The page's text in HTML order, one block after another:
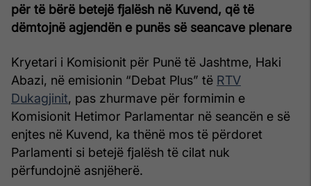
për të bërë betejë fjalësh në Kuvend, që të
dëmtojnë agjendën e punës së seancave plenare
Kryetari i Komisionit për Punë të Jashtme, Haki
Abazi, në emisionin “Debat Plus” të RTV
Dukagjinit, pas zhurmave për formimin e
Komisionit Hetimor Parlamentar në seancën e së
enjtes në Kuvend, ka thënë mos të përdoret
Parlamenti si betejë fjalësh të cilat nuk
përfundojnë asnjëherë.